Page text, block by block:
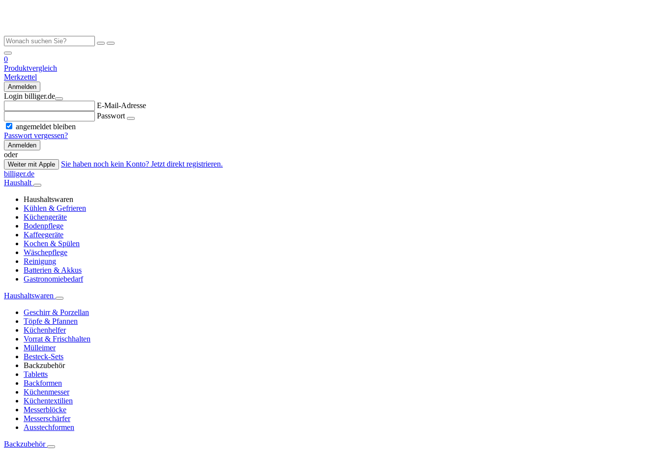
0
Produktvergleich
Merkzettel
Anmelden
Login billiger.de
E-Mail-Adresse
Passwort
angemeldet bleiben
Passwort vergessen?
Anmelden
oder
Weiter mit Apple
Sie haben noch kein Konto? Jetzt direkt registrieren.
billiger.de
Haushalt
Haushaltswaren
Kühlen & Gefrieren
Küchengeräte
Bodenpflege
Kaffeegeräte
Kochen & Spülen
Wäschepflege
Reinigung
Batterien & Akkus
Gastronomiebedarf
Haushaltswaren
Geschirr & Porzellan
Töpfe & Pfannen
Küchenhelfer
Vorrat & Frischhalten
Mülleimer
Besteck-Sets
Backzubehör
Tabletts
Backformen
Küchenmesser
Küchentextilien
Messerblöcke
Messerschärfer
Ausstechformen
Backzubehör